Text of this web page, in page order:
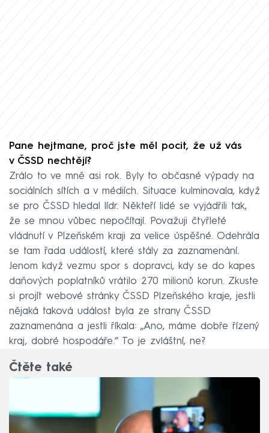
Pane hejtmane, proč jste měl pocit, že už vás
v ČSSD nechtějí?
Zrálo to ve mně asi rok. Byly to občasné výpady na
sociálních sítích a v médiích. Situace kulminovala, když
se pro ČSSD hledal lídr. Někteří lidé se vyjádřili tak,
že se mnou vůbec nepočítají. Považuji čtyřleté
vládnutí v Plzeňském kraji za velice úspěšné. Odehrála
se tam řada událostí, které stály za zaznamenání.
Jenom když vezmu spor s dopravci, kdy se do kapes
daňových poplatníků vrátilo 270 milionů korun. Zkuste
si projít webové stránky ČSSD Plzeňského kraje, jestli
nějaká taková událost byla ze strany ČSSD
zaznamenána a jestli říkala: „Ano, máme dobře řízený
kraj, dobré hospodáře.“ To je zvláštní, ne?
Čtěte také